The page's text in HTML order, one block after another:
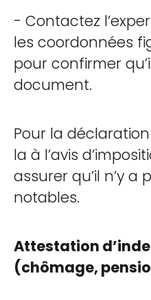
- Contactez
les coordonnées
pour confirmer
document.
Pour la
la à l’avis
assurer qu’il n’y
notables.
Attestation
(chômage,